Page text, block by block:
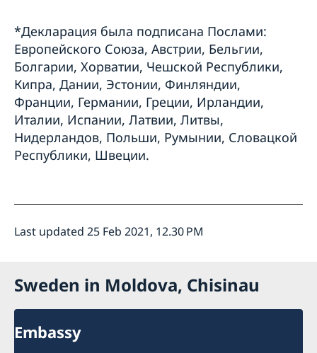
*Декларация была подписана Послами:
Европейского Союза, Австрии, Бельгии,
Болгарии, Хорватии, Чешской Республики,
Кипра, Дании, Эстонии, Финляндии,
Франции, Германии, Греции, Ирландии,
Италии, Испании, Латвии, Литвы,
Нидерландов, Польши, Румынии, Словацкой
Республики, Швеции.
Last updated 25 Feb 2021, 12.30 PM
Sweden in Moldova, Chisinau
Embassy